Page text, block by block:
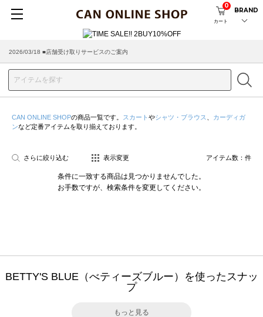
カート
0
BRAND
2026/03/18 ■店舗受け取りサービスのご案内
CAN ONLINE SHOPの商品一覧です。 スカート やシャツ・ブラウス
カーディガ
ンなど定番アイテムを取り揃えております。
さらに絞り込む 表示変更 アイテム数： 件
条件に一致する商品は見つかりませんでした。
お手数ですが、検索条件を変更してください。
BETTY'S BLUE（べティーズブルー）を使ったスナッ
プ
もっと見る